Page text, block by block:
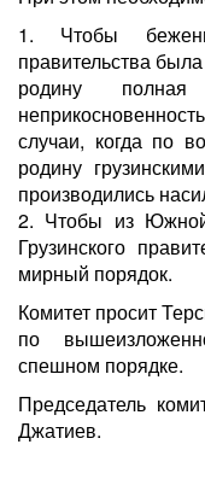
1. Чтобы
правительства
родину
случаи, когда по
родину
производились
2. Чтобы из
Грузинского
мирный порядок.
Комитет просит
по
спешном порядке.
Председатель
Джатиев.